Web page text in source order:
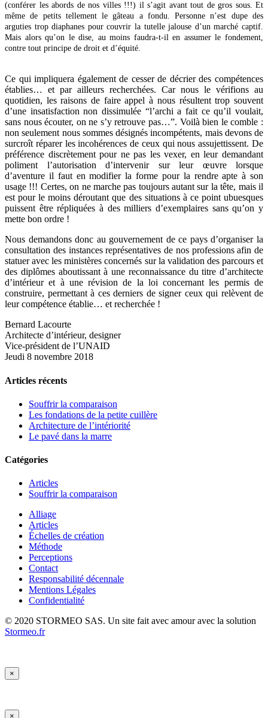
(conférer les abords de nos villes !!!) il s’agit avant tout de gros sous. Et
même de petits tellement le gâteau a fondu. Personne n’est dupe des
arguties trop diaphanes pour couvrir la tutelle jalouse d’un marché captif.
Mais alors qu’on le dise, au moins faudra-t-il en assumer le fondement,
contre tout principe de droit et d’équité.
Ce qui impliquera également de cesser de décrier des compétences
établies… et par ailleurs recherchées. Car nous le vérifions au
quotidien, les raisons de faire appel à nous résultent trop souvent
d’une insatisfaction non dissimulée “l’archi a fait ce qu’il voulait,
sans nous écouter, on ne s’y retrouve pas…”. Voilà bien le comble :
non seulement nous sommes désignés incompétents, mais devons de
surcroît réparer les incohérences de ceux qui nous assujettissent. De
préférence discrètement pour ne pas les vexer, en leur demandant
poliment l’autorisation d’intervenir sur leur œuvre lorsque
d’aventure il faut en modifier la forme pour la rendre apte à son
usage !!! Certes, on ne marche pas toujours autant sur la tête, mais il
est pour le moins déroutant que des situations à ce point ubuesques
puissent être répliquées à des milliers d’exemplaires sans qu’on y
mette bon ordre !
Nous demandons donc au gouvernement de ce pays d’organiser la
consultation des instances représentatives de nos professions afin de
statuer avec les ministères concernés sur la validation des parcours et
des diplômes aboutissant à une reconnaissance du titre d’architecte
d’intérieur et à une révision de la loi concernant les permis de
construire, permettant à ces derniers de signer ceux qui relèvent de
leur compétence établie… et recherchée !
Bernard Lacourte
Architecte d’intérieur, designer
Vice-président de l’UNAID
Jeudi 8 novembre 2018
Articles récents
Souffrir la comparaison
Les fondations de la petite cuillère
Architecture de l’intériorité
Le pavé dans la marre
Catégories
Articles
Souffrir la comparaison
Alliage
Articles
Échelles de création
Méthode
Perceptions
Contact
Responsabilité décennale
Mentions Légales
Confidentialité
© 2020 STORMEO SAS. Un site fait avec amour avec la solution
Stormeo.fr
×
×